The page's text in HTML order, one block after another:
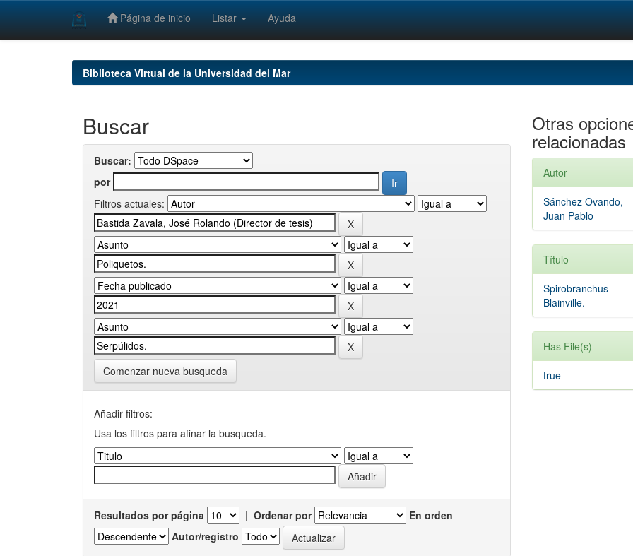
Página de inicio Listar Ayuda
Biblioteca Virtual de la Universidad del Mar
Buscar
Buscar:
por
Filtros actuales:
Comenzar nueva busqueda
Añadir filtros:
Usa los filtros para afinar la busqueda.
Resultados por página | Ordenar por
En orden
Autor/registro
Otras
relacionadas
Autor
Sánchez Ovando,
Juan Pablo
Título
Spirobranchus
Blainville.
Has File(s)
true